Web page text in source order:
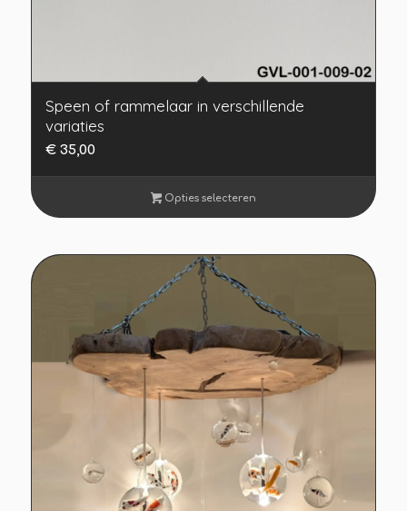
Speen of rammelaar in verschillende
variaties
€35,00
Opties selecteren